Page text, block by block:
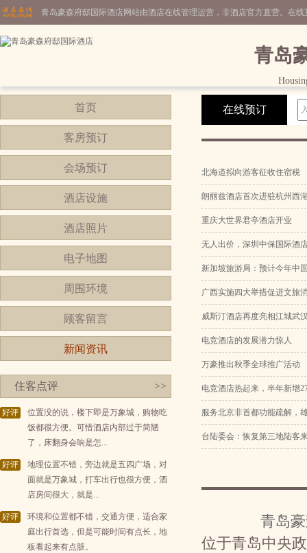
青岛豪森府邸国际酒店网站由酒店在线管理运营，非酒店官方直营。在
青岛
首页
客房预订
会场预订
酒店设施
酒店照片
电子地图
周围环境
顾客留言
新闻资讯
住客点评 >>
好评
位置没的说，楼下即是万象城，购物吃
饭都很方便。可惜酒店内部过于简陋
了，床翻身会响是怎...
好评
地理位置不错，旁边就是五四广场，对
面就是万象城，打车出行也很方便，酒
店房间很大，就是...
好评
环境和位置都不错，交通方便，适合家
庭出行首选，但是可能时间有点长，地
板看起来有点脏。
在线预订
北海道拟向游客征收住宿税
朗丽兹酒店首次进驻杭州西
重庆大世界君亭酒店开业
无人出价，深圳中保国际酒
新加坡旅游局：预计今年中
广西实施四大举措促进文旅
威斯汀酒店再度亮相江城武
电竞酒店的发展潜力惊人
万豪推出秋季全球推广活动
电竞酒店热起来，半年新增
服务北京非首都功能疏解，
台陆委会：恢复第三地陆客
青岛
位于青岛中央